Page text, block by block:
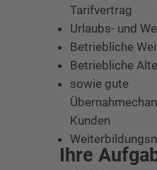
Tarifvertrag
Urlaubs- und
Betriebliche
Betriebliche
sowie gute
Kunden
Ihre